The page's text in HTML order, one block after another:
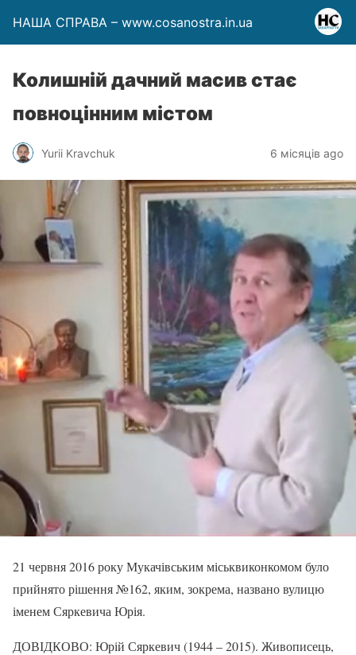
НАША СПРАВА – www.cosanostra.in.ua
Колишній дачний масив стає
повноцінним містом
Yurii Kravchuk 6 місяців ago
21 червня 2016 року Мукачівським міськвиконкомом було
прийнято рішення №162, яким, зокрема, названо вулицю
іменем Сяркевича Юрія.
ДОВІДКОВО: Юрій Сяркевич (1944 – 2015). Живописець,